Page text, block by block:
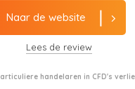
Naar de website
Lees de review
handelaren in CFD's